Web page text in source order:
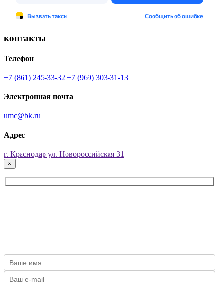
контакты
Телефон
+7 (861) 245-33-32 +7 (969) 303-31-13
Электронная почта
umc@bk.ru
Адрес
г. Краснодар ул. Новороссийская 31
×